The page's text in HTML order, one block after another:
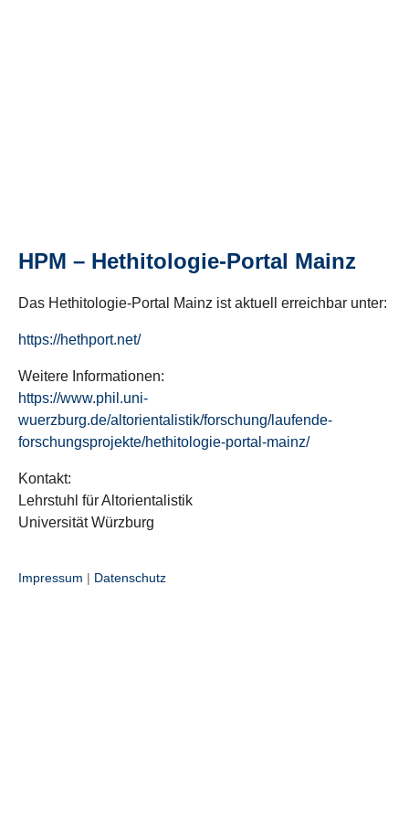
HPM – Hethitologie-Portal Mainz
Das Hethitologie-Portal Mainz ist aktuell erreichbar unter:
https://hethport.net/
Weitere Informationen:
https://www.phil.uni-
wuerzburg.de/altorientalistik/forschung/laufende-
forschungsprojekte/hethitologie-portal-mainz/
Kontakt:
Lehrstuhl für Altorientalistik
Universität Würzburg
Impressum | Datenschutz